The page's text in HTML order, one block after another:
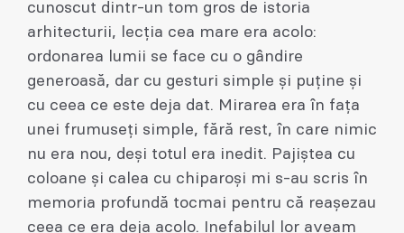
cunoscut dintr-un tom gros de istoria
arhitecturii, lecţia cea mare era acolo:
ordonarea lumii se face cu o gândire
generoasă, dar cu gesturi simple şi puţine şi
cu ceea ce este deja dat. Mirarea era în faţa
unei frumuseţi simple, fără rest, în care nimic
nu era nou, deşi totul era inedit. Pajiştea cu
coloane şi calea cu chiparoşi mi s-au scris în
memoria profundă tocmai pentru că reaşezau
ceea ce era deja acolo. Inefabilul lor aveam